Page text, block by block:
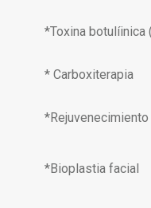
*Toxina botulíinica
* Carboxiterapia
*Rejuvenecimiento
*Bioplastia facial